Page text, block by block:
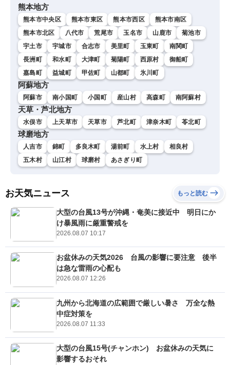
熊本地方
熊本市中央区 熊本市東区 熊本市西区
熊本市南区
熊本市北区
八代市 荒尾市 玉名市 山鹿市
菊池市
宇土市
宇城市 合志市 美里町 玉東町
南関町
長洲町
和水町 大津町 菊陽町 西原村
御船町
嘉島町
益城町 甲佐町 山都町 氷川町
阿蘇地方
阿蘇市 南小国町 小国町 産山村 高森町 南阿蘇村
天草・芦北地方
水俣市 上天草市 天草市 芦北町 津奈木町 苓北町
球磨地方
人吉市 錦町 多良木町 湯前町 水上村
相良村
五木村
山江村 球磨村 あさぎり町
お天気ニュース もっと読む
大型の台風13号が沖縄・奄美に接近中 明日にか
け暴風雨に厳重警戒を
2026.08.07 10:17
お盆休みの天気2026 台風の影響に要注意 後半
は急な雷雨の心配も
2026.08.07 12:26
九州から北海道の広範囲で厳しい暑さ 万全な熱
中症対策を
2026.08.07 11:33
大型の台風15号(チャンホン) お盆休みの天気に
影響するおそれ